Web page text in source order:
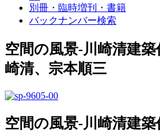
別冊・臨時増刊・書籍
バックナンバー検索
空間の風景-川崎清建築
崎清、宗本順三
空間の風景-川崎清建築